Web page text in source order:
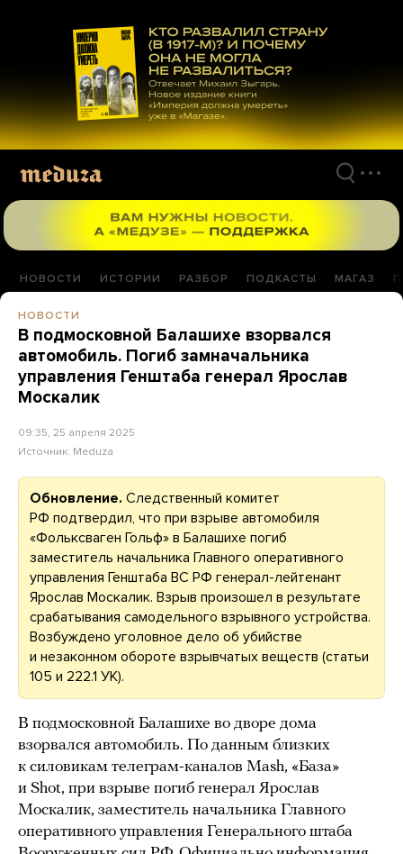
материалам
НОВОСТИ ИСТОРИИ РАЗБОР ПОДКАСТЫ МАГАЗ
НОВОСТИ
В подмосковной Балашихе взорвался
автомобиль. Погиб замначальника
управления Генштаба генерал Ярослав
Москалик
09:35, 25 апреля 2025
Источник: Meduza
Обновление. Следственный комитет
РФ подтвердил, что при взрыве автомобиля
«Фольксваген Гольф» в Балашихе погиб
заместитель начальника Главного оперативного
управления Генштаба ВС РФ генерал-лейтенант
Ярослав Москалик. Взрыв произошел в результате
срабатывания самодельного взрывного устройства.
Возбуждено уголовное дело об убийстве
и незаконном обороте взрывчатых веществ (статьи
105 и 222.1 УК).
В подмосковной Балашихе во дворе дома
взорвался автомобиль. По данным близких
к силовикам телеграм-каналов Mash, «База»
и Shot, при взрыве погиб генерал Ярослав
Москалик, заместитель начальника Главного
оперативного управления Генерального штаба